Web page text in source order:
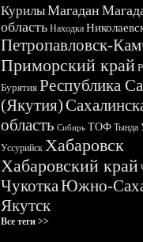
КурилыМагадан
область Находка
Петропавловск-
Приморский край
Бурятия Республика
(Якутия)
область Сибирь ТОФ Тында
Уссурийск Хабаровск
Хабаровский край
ЧукоткаЮжно-
Якутск
Все теги >>